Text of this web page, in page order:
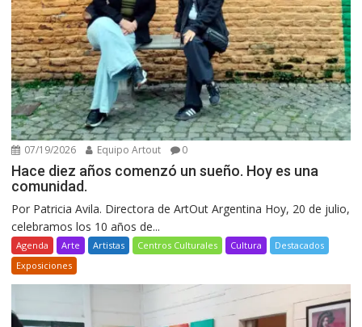
07/19/2026 Equipo Artout 0
Hace diez años comenzó un sueño. Hoy es una
comunidad.
Por Patricia Avila. Directora de ArtOut Argentina Hoy, 20 de julio,
celebramos los 10 años de...
Agenda Arte Artistas Centros Culturales Cultura
Destacados
Exposiciones